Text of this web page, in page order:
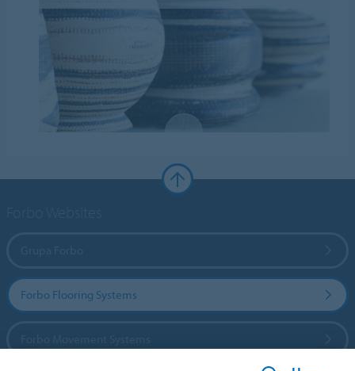
Forbo Flooring Systems